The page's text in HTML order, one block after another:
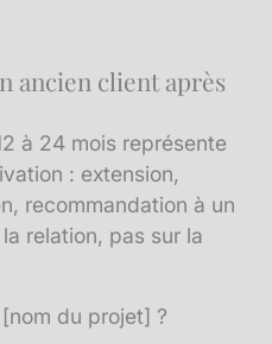
ancien client après
à 24 mois représente
: extension,
recommandation à un
relation, pas sur la
du projet] ?